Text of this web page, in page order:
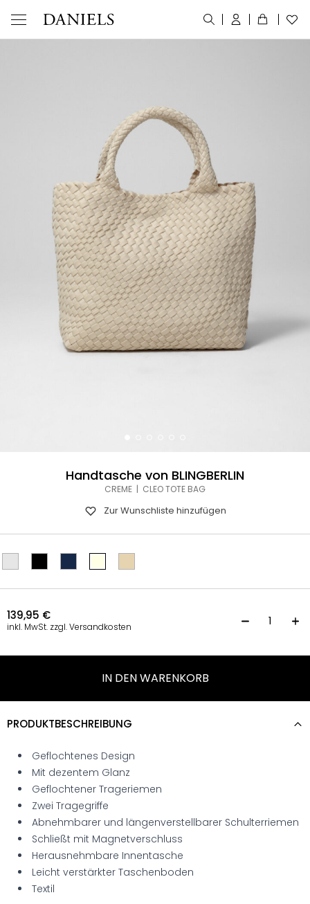
Handtasche von BLINGBERLIN
CREME | CLEO TOTE BAG
Zur Wunschliste hinzufügen
139,95 €
inkl. MwSt. zzgl. Versandkosten
IN DEN WARENKORB
PRODUKTBESCHREIBUNG
Geflochtenes Design
Mit dezentem Glanz
Geflochtener Trageriemen
Zwei Tragegriffe
Abnehmbarer und längenverstellbarer Schulterriemen
Schließt mit Magnetverschluss
Herausnehmbare Innentasche
Leicht verstärkter Taschenboden
Textil